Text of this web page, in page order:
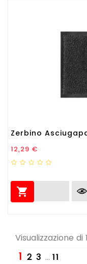
Zerbino
Prezzo
12,29 €

Visualizzazione
1 2 3 … 11